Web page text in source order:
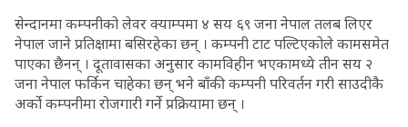
सेन्दानमा कम्पनीको लेवर क्याम्पमा ४ सय ६९ जना नेपाल तलब लिएर
नेपाल जाने प्रतिक्षामा बसिरहेका छन् । कम्पनी टाट पल्टिएकोले कामसमेत
पाएका छैनन् । दूतावासका अनुसार कामविहीन भएकामध्ये तीन सय २
जना नेपाल फर्किन चाहेका छन् भने बाँकी कम्पनी परिवर्तन गरी साउदीकै
अर्को कम्पनीमा रोजगारी गर्ने प्रक्रियामा छन् ।